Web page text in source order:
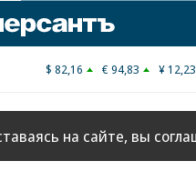
$ 82,16 € 94,83 ¥ 12,23
на сайте, вы